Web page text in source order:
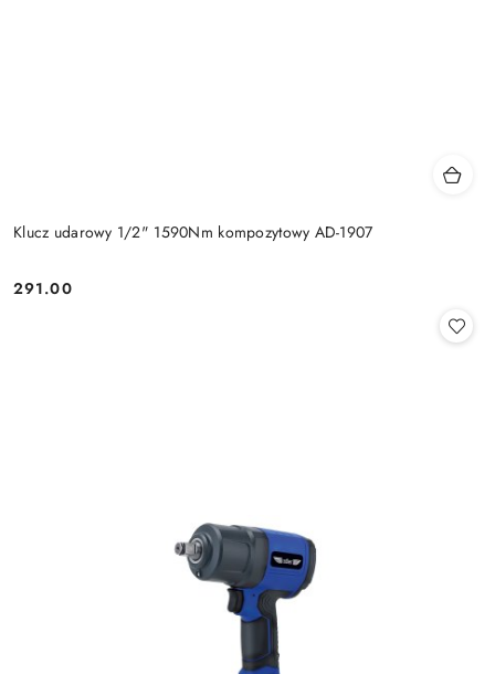
Klucz udarowy 1/2" 1590Nm kompozytowy AD-1907
Cena:
291.00